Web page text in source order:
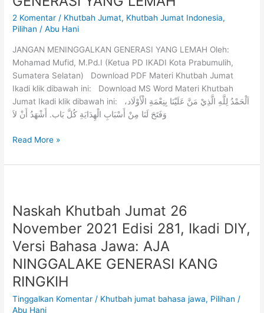
2 Komentar / Khutbah Jumat, Khutbah Jumat Indonesia,
Pilihan /Abu Hani
JANGAN MENINGGALKAN GENERASI YANG LEMAH Oleh:
Mohamad Mufid, M.Pd.I (Ketua PD IKADI Kota Prabumulih,
Sumatera Selatan) Download PDF Materi Khutbah Jumat
Ikadi klik dibawah ini: Download MS Word Materi Khutbah
Jumat Ikadi klik dibawah ini: اَلْحَمْدُ لِلَّهِ الَّذِيْ مَنَّ عَلَيْنَا بِنِعْمَةِ الْأَوْلَاد،
وَفَتَحَ لَنَا مِنْ أَسْبَابِ الْهِدَايَةِ كُلَّ بَاب. أَشْهَدُ أَنْ لاَ
Read More »
Naskah Khutbah Jumat 26
November 2021 Edisi 281, Ikadi DIY,
Versi Bahasa Jawa: AJA
NINGGALAKE GENERASI KANG
RINGKIH
Tinggalkan Komentar / Khutbah jumat bahasa jawa, Pilihan /
Abu Hani